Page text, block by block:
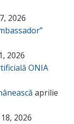
2026
2026
ONIA
aprilie
2026